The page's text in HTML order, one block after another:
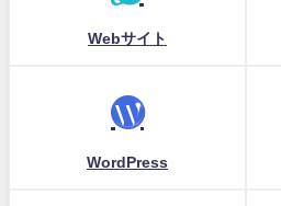
Webサイト
WordPress